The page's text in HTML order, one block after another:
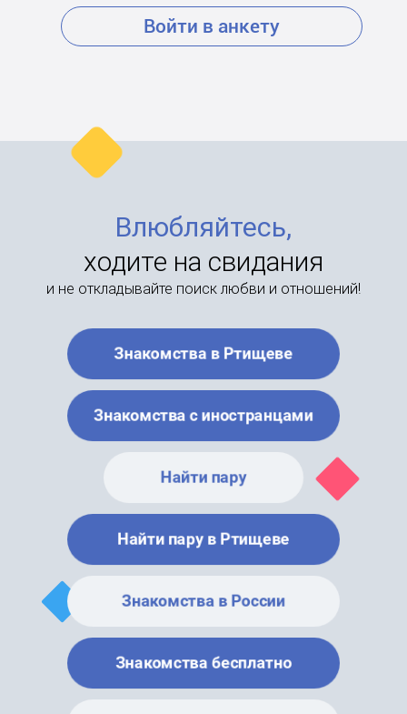
Войти в анкету
Влюбляйтесь,
ходите на свидания
и не откладывайте поиск любви и отношений!
Знакомства в Ртищеве
Знакомства с иностранцами
Найти пару
Найти пару в Ртищеве
Знакомства в России
Знакомства бесплатно